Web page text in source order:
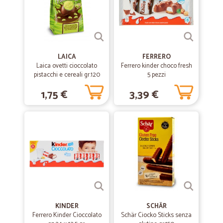
06/04/2020
—Raffaella N.
Bravi. Puntuali, precisi.
28/09/2019
Giorgio V.
Buona scelta di prodotti, prezzi nella norma, consegna rapidissima e
—Flora R.
Puntualità e precisione!!
il primo.Consegne veloci e puntuali.Tutti i prodotti ben imballati,freschi
compresa carne ottimi e tutto separato dai detersivi.Lo consiglio a chi
LAICA
Laica ovetti cioccolato
pistacchi e cereali gr.120
1,75 €
FERRERO
Ferrero kinder choco fresh
5 pezzi
3,39 €
KINDER
Ferrero Kinder Cioccolato
SCHÄR
Schär Ciocko Sticks senza